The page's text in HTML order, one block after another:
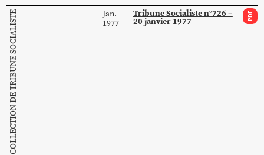
COLLECTION DE TRIBUNE SOCIALISTE
Jan.
1977
Tribune Socialiste n°726 –
20 janvier 1977 PDF